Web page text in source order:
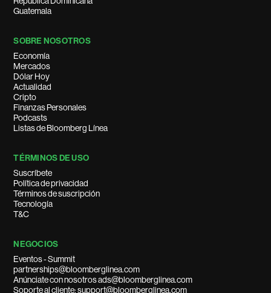
Guatemala
SOBRE NOSOTROS
Economía
Mercados
Dólar Hoy
Actualidad
Cripto
Finanzas Personales
Podcasts
Listas de Bloomberg Línea
TÉRMINOS DE USO
Suscríbete
Política de privacidad
Términos de suscripción
Tecnología
T&C
NEGOCIOS
Eventos - Summit
partnerships@bloomberglinea.com
Anúnciate con nosotros ads@bloomberglinea.com
Soporte al cliente: support@bloomberglinea.com